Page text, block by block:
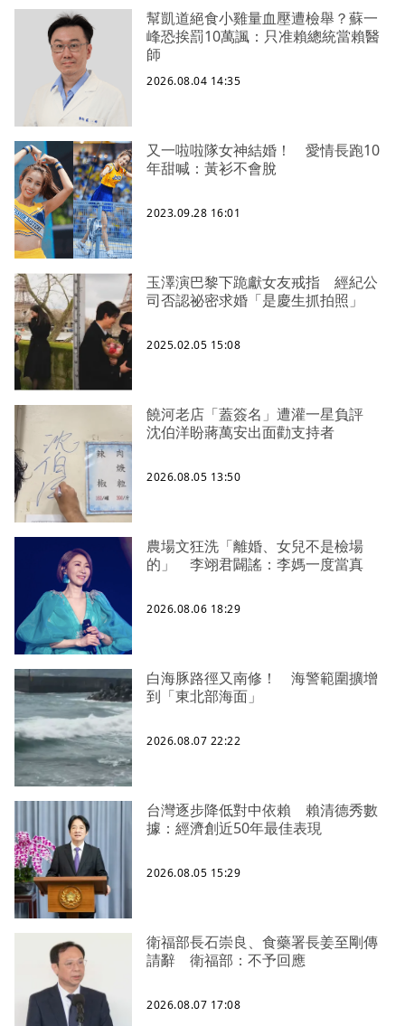
幫凱道絕食小雞量血壓遭檢舉？蘇一
峰恐挨罰10萬諷：只准賴總統當賴醫
師
2026.08.04 14:35
又一啦啦隊女神結婚！ 愛情長跑10
年甜喊：黃衫不會脫
2023.09.28 16:01
玉澤演巴黎下跪獻女友戒指 經紀公
司否認祕密求婚「是慶生抓拍照」
2025.02.05 15:08
饒河老店「蓋簽名」遭灌一星負評
沈伯洋盼蔣萬安出面勸支持者
2026.08.05 13:50
農場文狂洗「離婚、女兒不是檢場
的」 李翊君闢謠：李媽一度當真
2026.08.06 18:29
白海豚路徑又南修！ 海警範圍擴增
到「東北部海面」
2026.08.07 22:22
台灣逐步降低對中依賴 賴清德秀數
據：經濟創近50年最佳表現
2026.08.05 15:29
衛福部長石崇良、食藥署長姜至剛傳
請辭 衛福部：不予回應
2026.08.07 17:08